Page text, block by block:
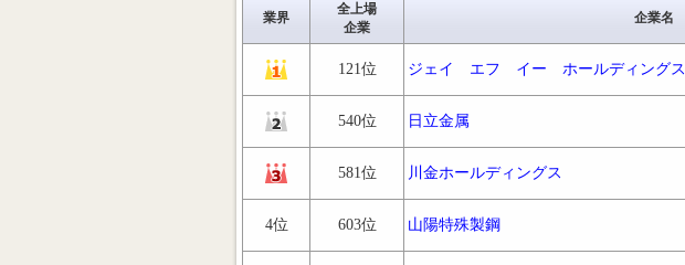
業界
全上場
企業
企業名
121位 ジェイ エフ イー ホールディングス
540位 日立金属
581位 川金ホールディングス
4位 603位 山陽特殊製鋼